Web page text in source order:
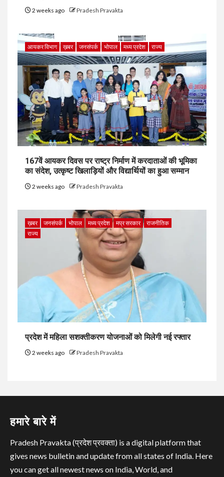
2 weeks ago Pradesh Pravakta
आयकर विभाग ख़बर जनसंपर्क भोपाल मध्य प्रदेश राज्य
167वें आयकर दिवस पर राष्ट्र निर्माण में करदाताओं की भूमिका
का संदेश, उत्कृष्ट खिलाड़ियों और विद्यार्थियों का हुआ सम्मान
2 weeks ago Pradesh Pravakta
ख़बर जनसंपर्क भोपाल मध्य प्रदेश मप्र सरकार
राजनीतिक
राज्य
प्रदेश में महिला सशक्तीकरण योजनाओं को मिलेगी नई रफ्तार
2 weeks ago Pradesh Pravakta
हमारे बारे में
Pradesh Pravakta (प्रदेश प्रवक्ता) is a digital platform that
gives news bulletin and update from all states of India. Here
you can get all newest news on India, World, and